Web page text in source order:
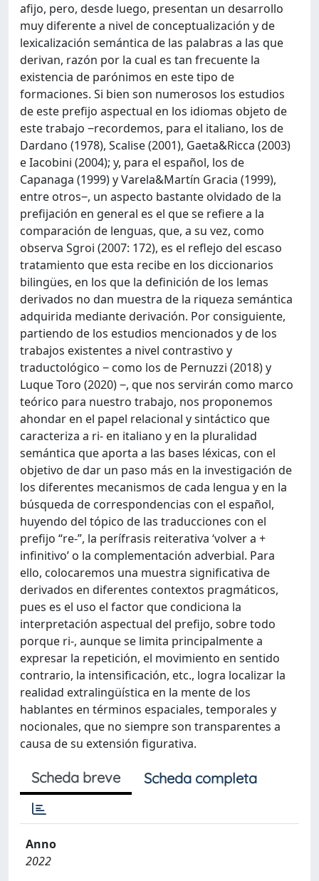
afijo, pero, desde luego, presentan un desarrollo
muy diferente a nivel de conceptualización y de
lexicalización semántica de las palabras a las que
derivan, razón por la cual es tan frecuente la
existencia de parónimos en este tipo de
formaciones. Si bien son numerosos los estudios
de este prefijo aspectual en los idiomas objeto de
este trabajo ‒recordemos, para el italiano, los de
Dardano (1978), Scalise (2001), Gaeta&Ricca (2003)
e Iacobini (2004); y, para el español, los de
Capanaga (1999) y Varela&Martín Gracia (1999),
entre otros‒, un aspecto bastante olvidado de la
prefijación en general es el que se refiere a la
comparación de lenguas, que, a su vez, como
observa Sgroi (2007: 172), es el reflejo del escaso
tratamiento que esta recibe en los diccionarios
bilingües, en los que la definición de los lemas
derivados no dan muestra de la riqueza semántica
adquirida mediante derivación. Por consiguiente,
partiendo de los estudios mencionados y de los
trabajos existentes a nivel contrastivo y
traductológico ‒ como los de Pernuzzi (2018) y
Luque Toro (2020) ‒, que nos servirán como marco
teórico para nuestro trabajo, nos proponemos
ahondar en el papel relacional y sintáctico que
caracteriza a ri- en italiano y en la pluralidad
semántica que aporta a las bases léxicas, con el
objetivo de dar un paso más en la investigación de
los diferentes mecanismos de cada lengua y en la
búsqueda de correspondencias con el español,
huyendo del tópico de las traducciones con el
prefijo “re-”, la perífrasis reiterativa ‘volver a +
infinitivo’ o la complementación adverbial. Para
ello, colocaremos una muestra significativa de
derivados en diferentes contextos pragmáticos,
pues es el uso el factor que condiciona la
interpretación aspectual del prefijo, sobre todo
porque ri-, aunque se limita principalmente a
expresar la repetición, el movimiento en sentido
contrario, la intensificación, etc., logra localizar la
realidad extralingüística en la mente de los
hablantes en términos espaciales, temporales y
nocionales, que no siempre son transparentes a
causa de su extensión figurativa.
Scheda breve Scheda completa
Anno
2022